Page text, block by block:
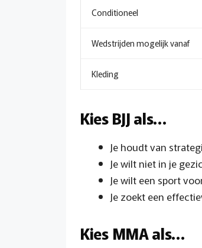
Conditioneel
Wedstrijden mogelijk vanaf
Kleding
Kies BJJ als…
Je houdt van
Je wilt niet in je
Je wilt een sport
Je zoekt een
Kies MMA als…